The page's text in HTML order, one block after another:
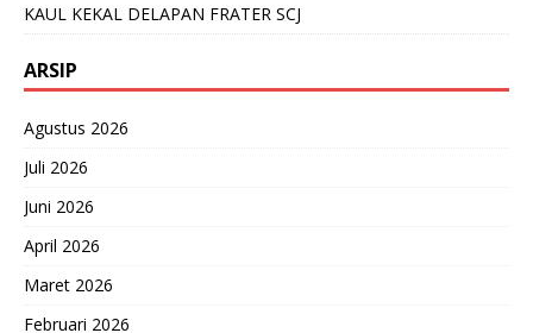
KAUL KEKAL DELAPAN FRATER SCJ
ARSIP
Agustus 2026
Juli 2026
Juni 2026
April 2026
Maret 2026
Februari 2026